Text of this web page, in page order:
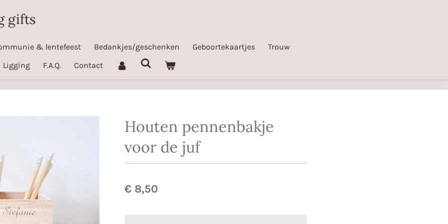
gifts
& lentefeest Bedankjes/geschenken Geboortekaartjes
Trouw
Ligging F.A.Q. Contact
Houten pennenbakje
voor de juf
€ 8,50